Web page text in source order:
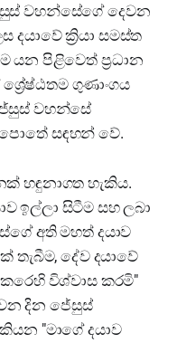
වහන්සේගේ දෙවන
දයාවේ ක්‍රියා සමස්ත
යන පිළිවෙත් ප්‍රධාන
ගුණාංගය
වහන්සේ
සඳහන් වේ.
හඳුනාගත හැකිය.
ඉල්ලා සිටීම සහ ලබා
අති මහත් දයාව
දේව දයාවේ
විශ්වාස කරමි"
වන දින ජේසුස්
"මාගේ දයාව